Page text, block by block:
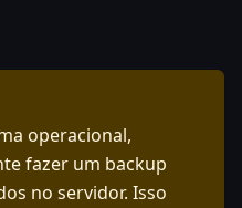
operacional,
fazer um backup
no servidor. Isso